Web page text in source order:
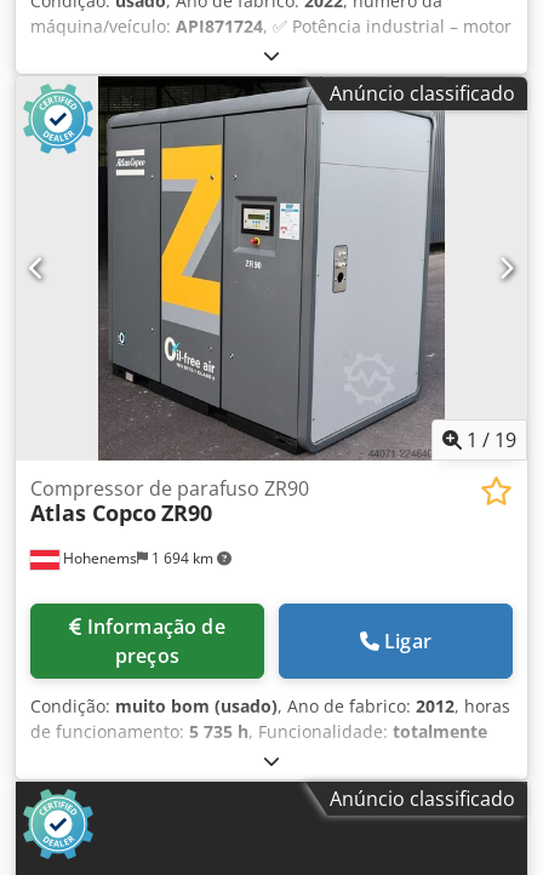
máquina/veículo: API871724, ✅ Potência industrial – motor
de 75 kW (100 cv) para alto fluxo de ar. Djdpfx Aisy Nb Ihe
Tjck ✅ Eficiência energética – tecnologia VSD+ que reduz o
consumo em até 50%. ✅ Alto desempenho – fluxo de ar
massivo de até 13,5 m³/min a 13 bar de pressão. ✅
Confiabilidade Atlas Copco – construção belga reconhecida
mundialmente para uso contínuo. Características técnicas:
Ano de fabricação: 2022 | Modelo: GA75VSD+ | Pressão
máxima (MAWP): 13 bar | Potência do motor: 75 kW (100
cv) | Vazão de ar (Qv): 13,5 m³/min (224,7 l/s) | Rotação do
motor: 6450 rpm | Tensão/Frequência/Fases: 400V / 50Hz /
3F | Peso: 898 kg | Origem: Bélgica (Atlas Copco Airpower
Anúncio classificado
1 / 19
Hohenems 1 694 km
Compressor de parafuso ZR90
Atlas CopcoZR90
preços
Ligar
Condição: muito bom (usado), Ano de fabrico: 2012, horas
de funcionamento: 5 735 h, Funcionalidade: totalmente
, Compressor de parafusos sem óleo Atlas Copco
ZR90 90 kW Dedpfx Aozqvvasi Tjck 7,50 bar 14 m³/min Ano
de fabricação: 2012 Horas de funcionamento: 5735
Anúncio classificado